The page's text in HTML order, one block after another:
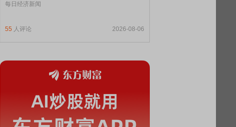
每日经济新闻
55 人评论 2026-08-06